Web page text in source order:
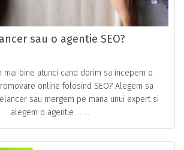
sau o agentie SEO?
mai bine atunci cand dorim sa incepem o
online folosind SEO? Alegem sa
sau mergem pe mana unui expert si
alegem o agentie … ...